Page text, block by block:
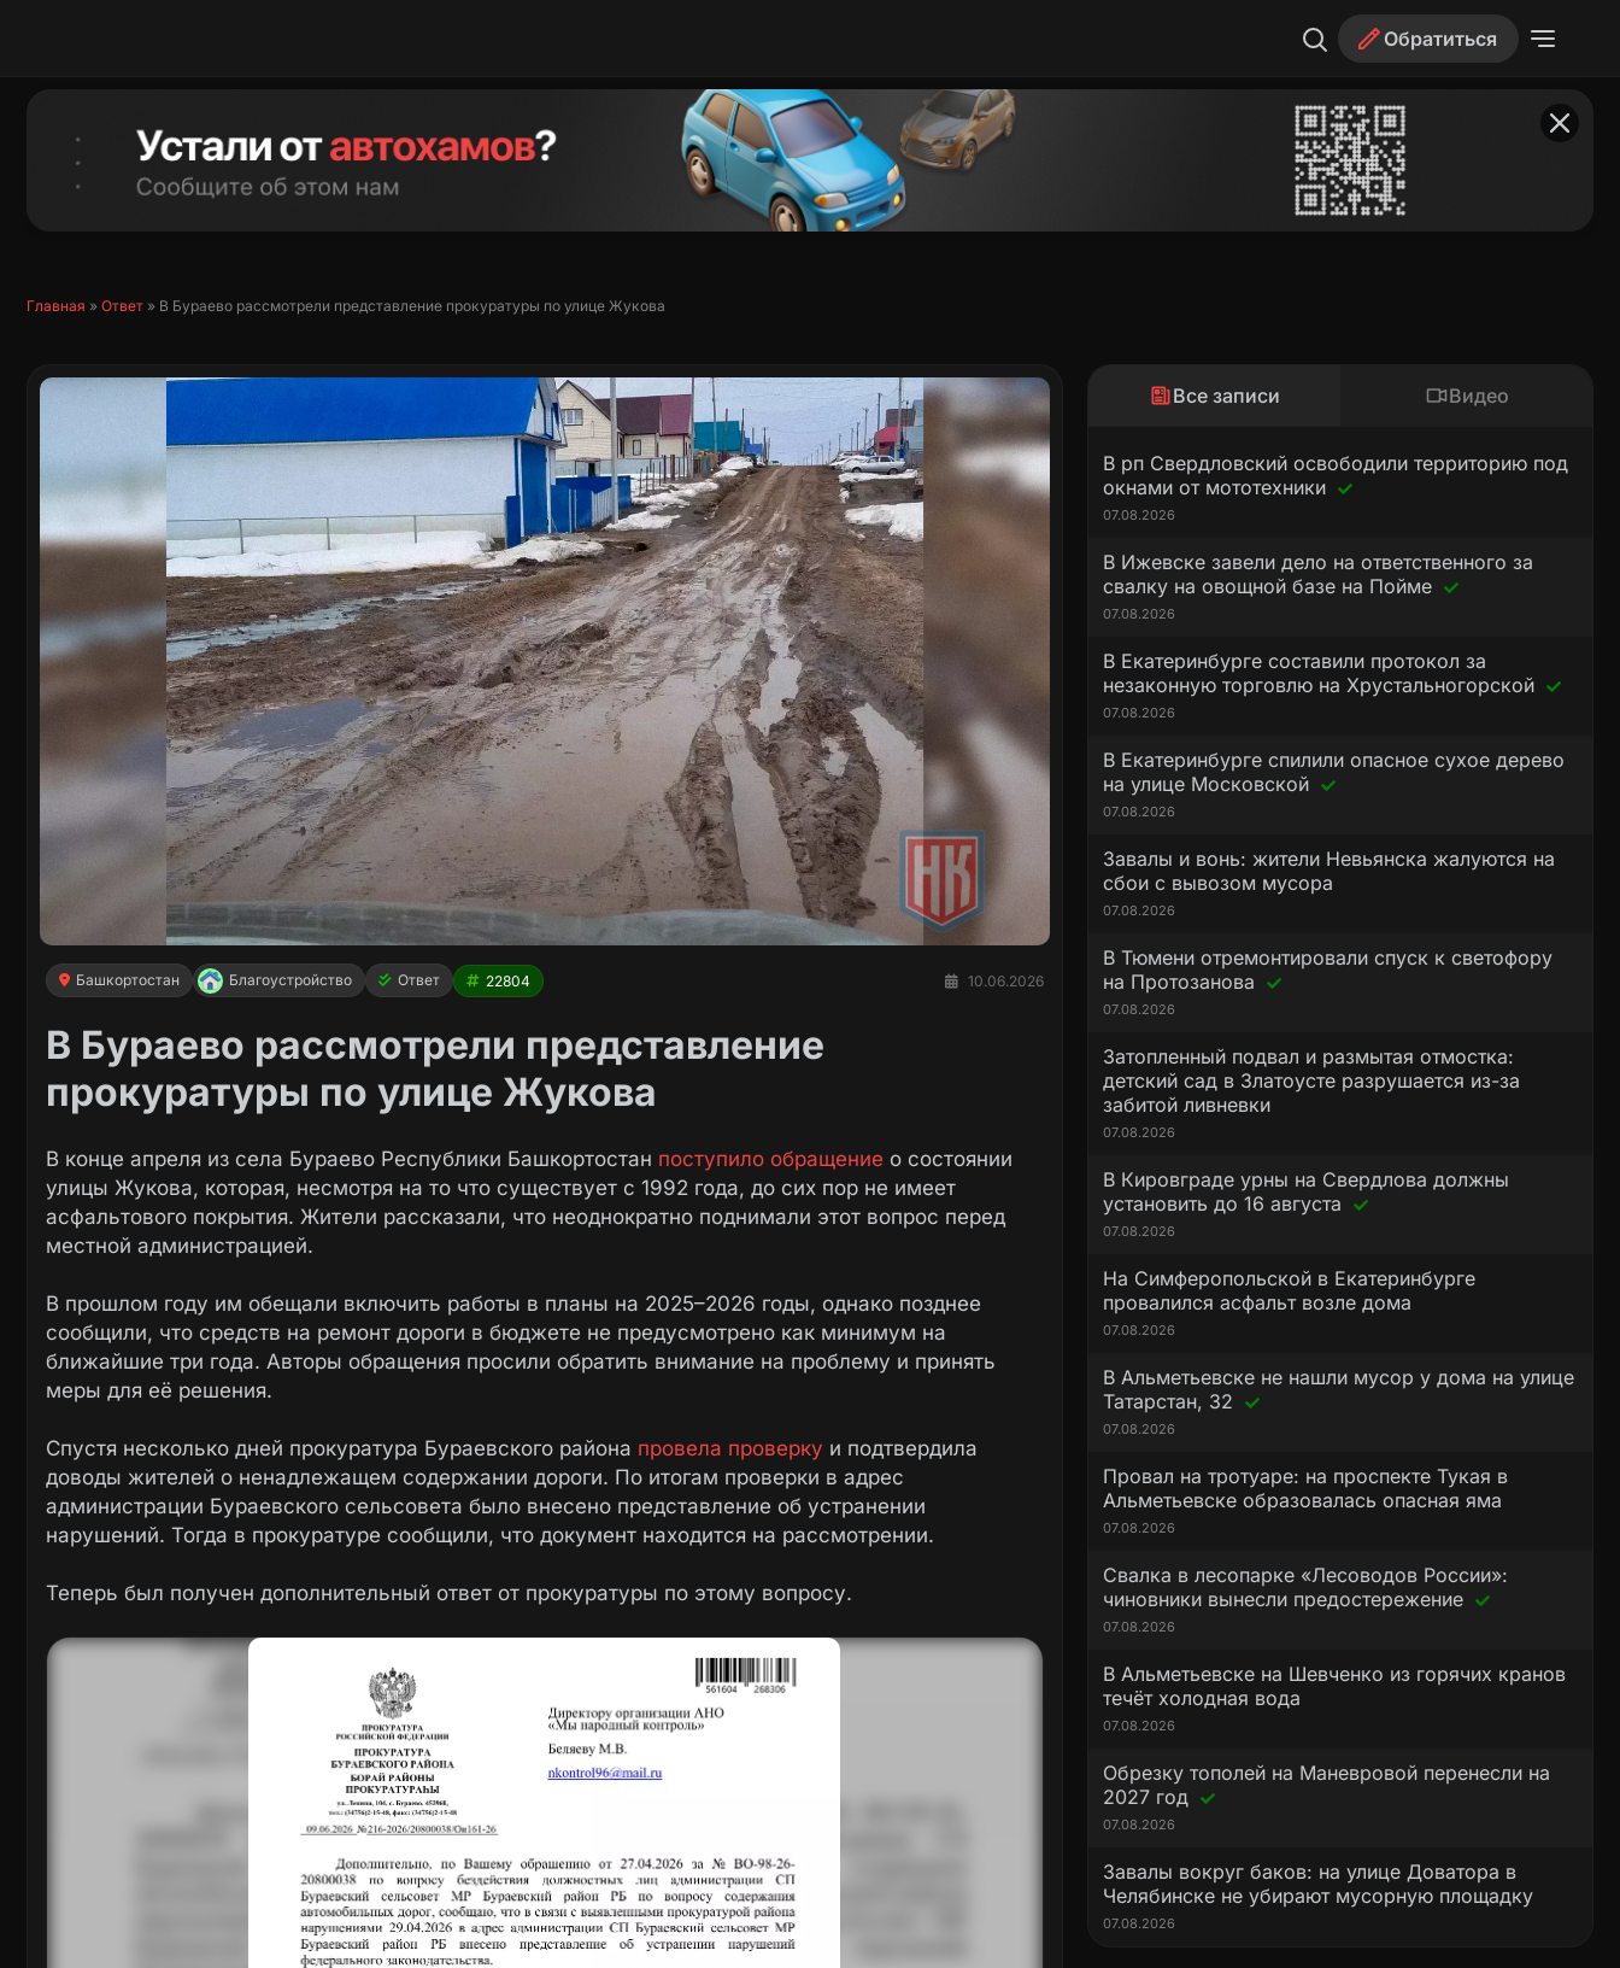
Обратиться
Главная » Ответ » В Бураево рассмотрели представление прокуратуры по улице Жукова
Башкортостан Благоустройство Ответ 22804 10.06.2026
В Бураево рассмотрели представление
прокуратуры по улице Жукова
В конце апреля из села Бураево Республики Башкортостан поступило обращение о состоянии
улицы Жукова, которая, несмотря на то что существует с 1992 года, до сих пор не имеет
асфальтового покрытия. Жители рассказали, что неоднократно поднимали этот вопрос перед
местной администрацией.
В прошлом году им обещали включить работы в планы на 2025–2026 годы, однако позднее
сообщили, что средств на ремонт дороги в бюджете не предусмотрено как минимум на
ближайшие три года. Авторы обращения просили обратить внимание на проблему и принять
меры для её решения.
Спустя несколько дней прокуратура Бураевского района провела проверку и подтвердила
доводы жителей о ненадлежащем содержании дороги. По итогам проверки в адрес
администрации Бураевского сельсовета было внесено представление об устранении
нарушений. Тогда в прокуратуре сообщили, что документ находится на рассмотрении.
Теперь был получен дополнительный ответ от прокуратуры по этому вопросу.
Все записи Видео
В рп Свердловский освободили территорию под
окнами от мототехники
07.08.2026
В Ижевске завели дело на ответственного за
свалку на овощной базе на Пойме
07.08.2026
В Екатеринбурге составили протокол за
незаконную торговлю на Хрустальногорской
07.08.2026
В Екатеринбурге спилили опасное сухое дерево
на улице Московской
07.08.2026
Завалы и вонь: жители Невьянска жалуются на
сбои с вывозом мусора
07.08.2026
В Тюмени отремонтировали спуск к светофору
на Протозанова
07.08.2026
Затопленный подвал и размытая отмостка:
детский сад в Златоусте разрушается из-за
забитой ливневки
07.08.2026
В Кировграде урны на Свердлова должны
установить до 16 августа
07.08.2026
На Симферопольской в Екатеринбурге
провалился асфальт возле дома
07.08.2026
В Альметьевске не нашли мусор у дома на улице
Татарстан, 32
07.08.2026
Провал на тротуаре: на проспекте Тукая в
Альметьевске образовалась опасная яма
07.08.2026
Свалка в лесопарке «Лесоводов России»:
чиновники вынесли предостережение
07.08.2026
В Альметьевске на Шевченко из горячих кранов
течёт холодная вода
07.08.2026
Обрезку тополей на Маневровой перенесли на
2027 год
07.08.2026
Завалы вокруг баков: на улице Доватора в
Челябинске не убирают мусорную площадку
07.08.2026